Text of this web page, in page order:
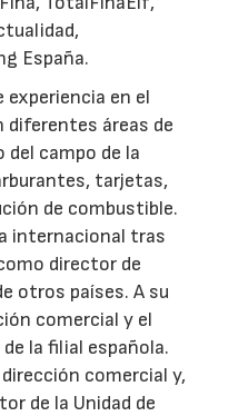
España.
experiencia en el
diferentes áreas de
campo de la
tarjetas,
de combustible.
internacional tras
director de
otros países. A su
comercial y el
la filial española.
comercial y,
de la Unidad de